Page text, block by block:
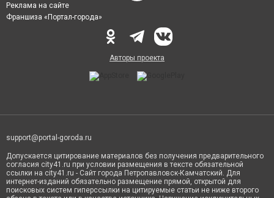
Реклама на сайте
Франшиза «Портал-города»
Авторы проекта
support@portal-goroda.ru
Допускается цитирование материалов без получения предварительного
согласия city41.ru при условии размещения в тексте обязательной
ссылки на city41.ru - Сайт города Петропавловск-Камчатский. Для
интернет-изданий обязательно размещение прямой, открытой для
поисковых систем гиперссылки на цитируемые статьи не ниже второго